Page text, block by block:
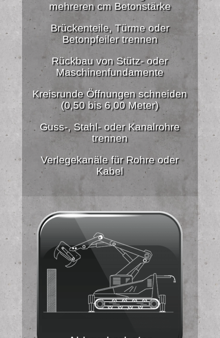
mehreren cm Betonstärke
Brückenteile, Türme oder
Betonpfeiler trennen
Rückbau von Stütz- oder
Maschinenfundamente
Kreisrunde Öffnungen schneiden
(0,50 bis 6,00 Meter)
Guss-, Stahl- oder Kanalrohre
trennen
Verlegekanäle für Rohre oder
Kabel